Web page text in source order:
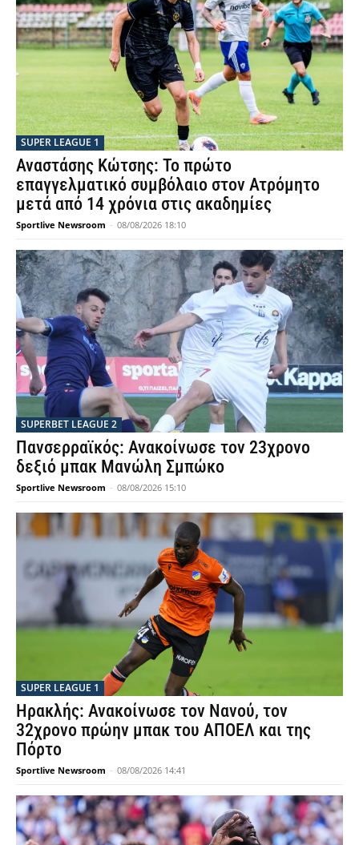
SUPER LEAGUE 1
Αναστάσης Κώτσης: Το πρώτο
επαγγελματικό συμβόλαιο στον Ατρόμητο
μετά από 14 χρόνια στις ακαδημίες
Sportlive Newsroom - 08/08/2026 18:10
SUPERBET LEAGUE 2
Πανσερραϊκός: Ανακοίνωσε τον 23χρονο
δεξιό μπακ Μανώλη Σμπώκο
Sportlive Newsroom - 08/08/2026 15:10
SUPER LEAGUE 1
Ηρακλής: Ανακοίνωσε τον Νανού, τον
32χρονο πρώην μπακ του ΑΠΟΕΛ και της
Πόρτο
Sportlive Newsroom - 08/08/2026 14:41